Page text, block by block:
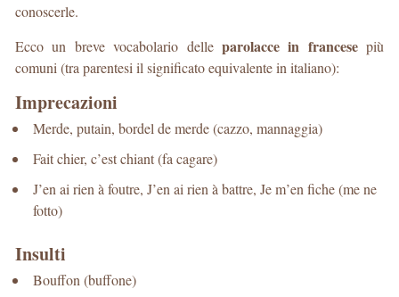
conoscerle.
Ecco un breve vocabolario delle parolacce in francesepiù
comuni (tra parentesi il significato equivalente in italiano):
Imprecazioni
Merde, putain, bordel de merde (cazzo, mannaggia)
Fait chier, c’est chiant (fa cagare)
J’en ai rien à foutre, J’en ai rien à battre, Je m’en fiche (me ne
fotto)
Insulti
Bouffon (buffone)